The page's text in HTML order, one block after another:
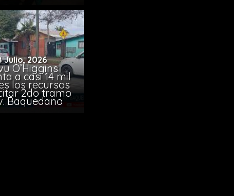
Julio, 2026
O’Higgins
a casi 14 mil
los recursos
2do tramo
Baquedano